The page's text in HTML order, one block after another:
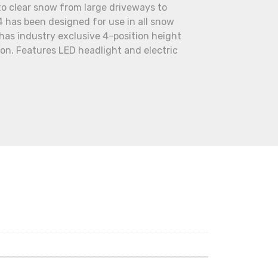
clear snow from large driveways to
been designed for use in all snow
industry exclusive 4-position height
Features LED headlight and electric